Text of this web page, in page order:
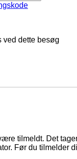
ved dette besøg
tilmeldt. Det
Før du tilmelder